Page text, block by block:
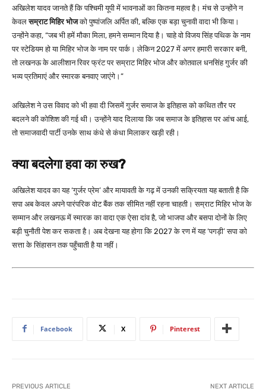
अखिलेश यादव जानते हैं कि पश्चिमी यूपी में भावनाओं का कितना महत्व है। मंच से उन्होंने न
केवलसम्राट मिहिर भोजको पुष्पांजलि अर्पित की, बल्कि एक बड़ा चुनावी वादा भी किया।
उन्होंने कहा, “जब भी हमें मौका मिला, हमने सम्मान दिया है। चाहे वो विजय सिंह पथिक के नाम
पर स्टेडियम हो या मिहिर भोज के नाम पर पार्क। लेकिन 2027 में अगर हमारी सरकार बनी,
तो लखनऊ के आलीशान रिवर फ्रंट पर सम्राट मिहिर भोज और कोतवाल धनसिंह गुर्जर की
भव्य प्रतिमाएं और स्मारक बनवाए जाएंगे।”
अखिलेश ने उस विवाद को भी हवा दी जिसमें गुर्जर समाज के इतिहास को कथित तौर पर
बदलने की कोशिश की गई थी। उन्होंने याद दिलाया कि जब समाज के इतिहास पर आंच आई,
तो समाजवादी पार्टी उनके साथ कंधे से कंधा मिलाकर खड़ी रही।
क्या बदलेगा हवा का रुख?
अखिलेश यादव का यह ‘गुर्जर प्रेम’ और मायावती के गढ़ में उनकी सक्रियता यह बताती है कि
सपा अब केवल अपने पारंपरिक वोट बैंक तक सीमित नहीं रहना चाहती। सम्राट मिहिर भोज के
सम्मान और लखनऊ में स्मारक का वादा एक ऐसा दांव है, जो भाजपा और बसपा दोनों के लिए
बड़ी चुनौती पेश कर सकता है। अब देखना यह होगा कि 2027 के रण में यह ‘पगड़ी’ सपा को
सत्ता के सिंहासन तक पहुँचाती है या नहीं।
Facebook X Pinterest
PREVIOUS ARTICLE NEXT ARTICLE